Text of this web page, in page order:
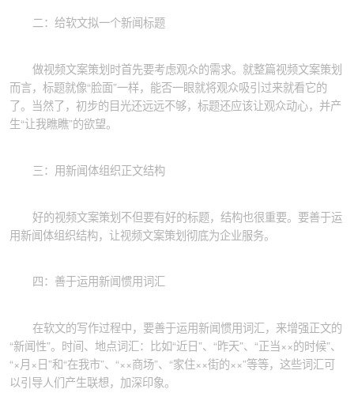
二：给软文拟一个新闻标题
做视频文案策划时首先要考虑观众的需求。就整篇视频文案策划
而言，标题就像“脸面”一样，能否一眼就将观众吸引过来就看它的
了。当然了，初步的目光还远远不够，标题还应该让观众动心，并产
生“让我瞧瞧”的欲望。
三：用新闻体组织正文结构
好的视频文案策划不但要有好的标题，结构也很重要。要善于运
用新闻体组织结构，让视频文案策划彻底为企业服务。
四：善于运用新闻惯用词汇
在软文的写作过程中，要善于运用新闻惯用词汇，来增强正文的
“新闻性”。时间、地点词汇：比如“近日”、“昨天”、“正当××的时候”、
“×月×日”和“在我市”、“××商场”、“家住××街的××”等等，这些词汇可
以引导人们产生联想，加深印象。